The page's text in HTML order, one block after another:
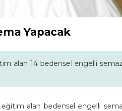
Yapacak
alan 14 bedensel engelli
alan bedensel engelli